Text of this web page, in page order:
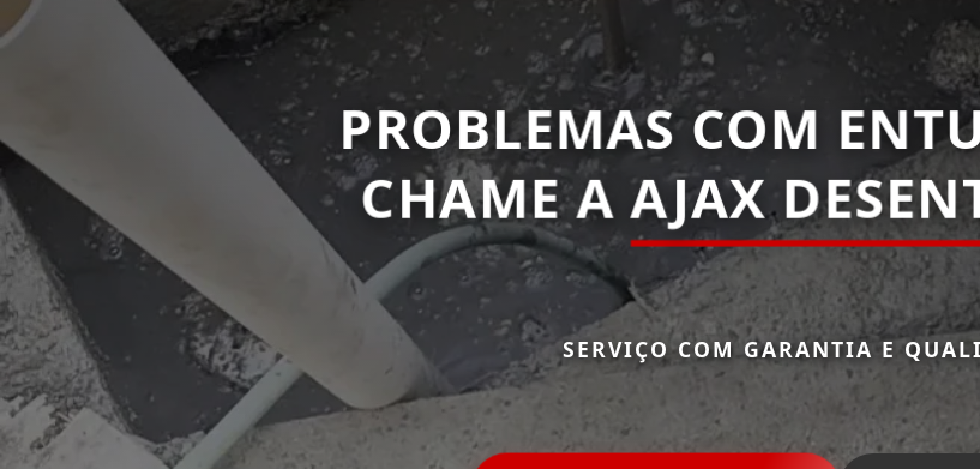
PROBLEMAS COM
CHAME AAJAX
SERVIÇO COM GARANTIA E